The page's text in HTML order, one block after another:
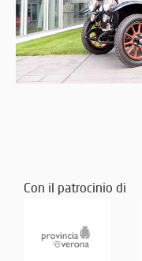
Con il patrocinio di